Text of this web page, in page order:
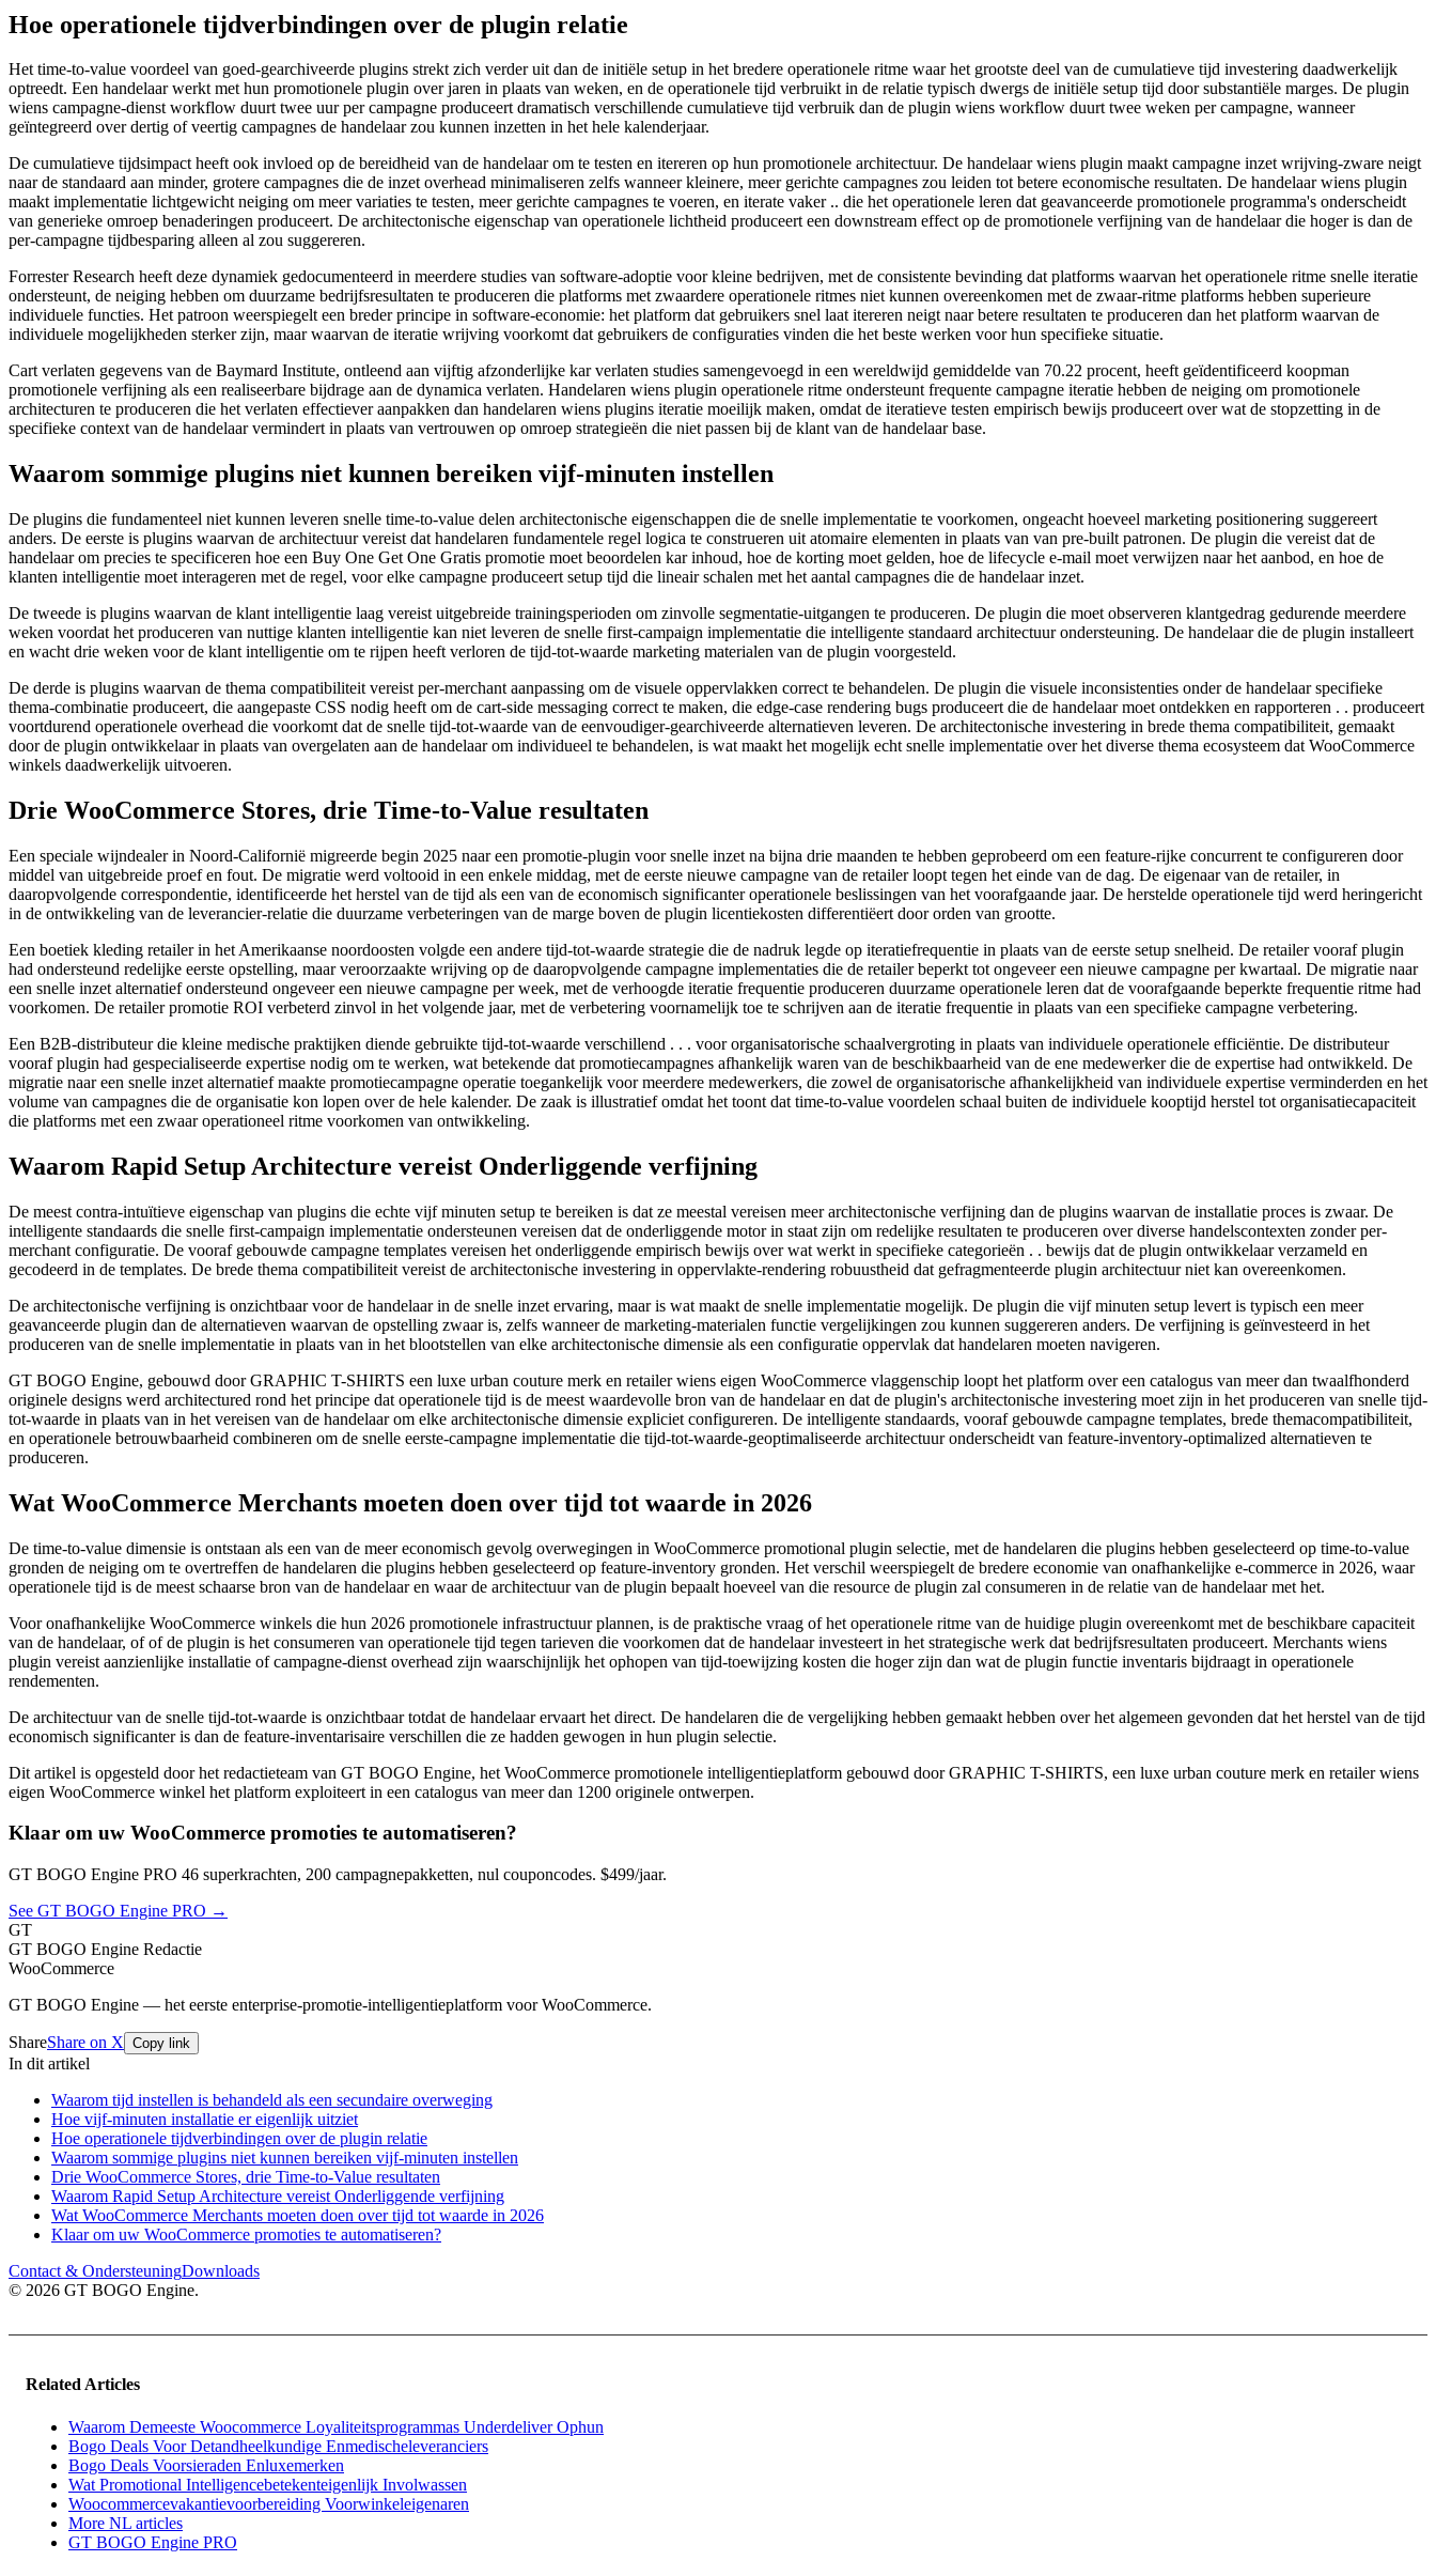
Hoe operationele tijdverbindingen over de plugin relatie
Het time-to-value voordeel van goed-gearchiveerde plugins strekt zich verder uit dan de initiële setup in het bredere operationele ritme waar het grootste deel van de cumulatieve tijd investering daadwerkelijk
optreedt. Een handelaar werkt met hun promotionele plugin over jaren in plaats van weken, en de operationele tijd verbruikt in de relatie typisch dwergs de initiële setup tijd door substantiële marges. De plugin
wiens campagne-dienst workflow duurt twee uur per campagne produceert dramatisch verschillende cumulatieve tijd verbruik dan de plugin wiens workflow duurt twee weken per campagne, wanneer
geïntegreerd over dertig of veertig campagnes de handelaar zou kunnen inzetten in het hele kalenderjaar.
De cumulatieve tijdsimpact heeft ook invloed op de bereidheid van de handelaar om te testen en itereren op hun promotionele architectuur. De handelaar wiens plugin maakt campagne inzet wrijving-zware neigt
naar de standaard aan minder, grotere campagnes die de inzet overhead minimaliseren zelfs wanneer kleinere, meer gerichte campagnes zou leiden tot betere economische resultaten. De handelaar wiens plugin
maakt implementatie lichtgewicht neiging om meer variaties te testen, meer gerichte campagnes te voeren, en iterate vaker .. die het operationele leren dat geavanceerde promotionele programma's onderscheidt
van generieke omroep benaderingen produceert. De architectonische eigenschap van operationele lichtheid produceert een downstream effect op de promotionele verfijning van de handelaar die hoger is dan de
per-campagne tijdbesparing alleen al zou suggereren.
Forrester Research heeft deze dynamiek gedocumenteerd in meerdere studies van software-adoptie voor kleine bedrijven, met de consistente bevinding dat platforms waarvan het operationele ritme snelle iteratie
ondersteunt, de neiging hebben om duurzame bedrijfsresultaten te produceren die platforms met zwaardere operationele ritmes niet kunnen overeenkomen met de zwaar-ritme platforms hebben superieure
individuele functies. Het patroon weerspiegelt een breder principe in software-economie: het platform dat gebruikers snel laat itereren neigt naar betere resultaten te produceren dan het platform waarvan de
individuele mogelijkheden sterker zijn, maar waarvan de iteratie wrijving voorkomt dat gebruikers de configuraties vinden die het beste werken voor hun specifieke situatie.
Cart verlaten gegevens van de Baymard Institute, ontleend aan vijftig afzonderlijke kar verlaten studies samengevoegd in een wereldwijd gemiddelde van 70.22 procent, heeft geïdentificeerd koopman
promotionele verfijning als een realiseerbare bijdrage aan de dynamica verlaten. Handelaren wiens plugin operationele ritme ondersteunt frequente campagne iteratie hebben de neiging om promotionele
architecturen te produceren die het verlaten effectiever aanpakken dan handelaren wiens plugins iteratie moeilijk maken, omdat de iteratieve testen empirisch bewijs produceert over wat de stopzetting in de
specifieke context van de handelaar vermindert in plaats van vertrouwen op omroep strategieën die niet passen bij de klant van de handelaar base.
Waarom sommige plugins niet kunnen bereiken vijf-minuten instellen
De plugins die fundamenteel niet kunnen leveren snelle time-to-value delen architectonische eigenschappen die de snelle implementatie te voorkomen, ongeacht hoeveel marketing positionering suggereert
anders. De eerste is plugins waarvan de architectuur vereist dat handelaren fundamentele regel logica te construeren uit atomaire elementen in plaats van van pre-built patronen. De plugin die vereist dat de
handelaar om precies te specificeren hoe een Buy One Get One Gratis promotie moet beoordelen kar inhoud, hoe de korting moet gelden, hoe de lifecycle e-mail moet verwijzen naar het aanbod, en hoe de
klanten intelligentie moet interageren met de regel, voor elke campagne produceert setup tijd die lineair schalen met het aantal campagnes die de handelaar inzet.
De tweede is plugins waarvan de klant intelligentie laag vereist uitgebreide trainingsperioden om zinvolle segmentatie-uitgangen te produceren. De plugin die moet observeren klantgedrag gedurende meerdere
weken voordat het produceren van nuttige klanten intelligentie kan niet leveren de snelle first-campaign implementatie die intelligente standaard architectuur ondersteuning. De handelaar die de plugin installeert
en wacht drie weken voor de klant intelligentie om te rijpen heeft verloren de tijd-tot-waarde marketing materialen van de plugin voorgesteld.
De derde is plugins waarvan de thema compatibiliteit vereist per-merchant aanpassing om de visuele oppervlakken correct te behandelen. De plugin die visuele inconsistenties onder de handelaar specifieke
thema-combinatie produceert, die aangepaste CSS nodig heeft om de cart-side messaging correct te maken, die edge-case rendering bugs produceert die de handelaar moet ontdekken en rapporteren . . produceert
voortdurend operationele overhead die voorkomt dat de snelle tijd-tot-waarde van de eenvoudiger-gearchiveerde alternatieven leveren. De architectonische investering in brede thema compatibiliteit, gemaakt
door de plugin ontwikkelaar in plaats van overgelaten aan de handelaar om individueel te behandelen, is wat maakt het mogelijk echt snelle implementatie over het diverse thema ecosysteem dat WooCommerce
winkels daadwerkelijk uitvoeren.
Drie WooCommerce Stores, drie Time-to-Value resultaten
Een speciale wijndealer in Noord-Californië migreerde begin 2025 naar een promotie-plugin voor snelle inzet na bijna drie maanden te hebben geprobeerd om een feature-rijke concurrent te configureren door
middel van uitgebreide proef en fout. De migratie werd voltooid in een enkele middag, met de eerste nieuwe campagne van de retailer loopt tegen het einde van de dag. De eigenaar van de retailer, in
daaropvolgende correspondentie, identificeerde het herstel van de tijd als een van de economisch significanter operationele beslissingen van het voorafgaande jaar. De herstelde operationele tijd werd heringericht
in de ontwikkeling van de leverancier-relatie die duurzame verbeteringen van de marge boven de plugin licentiekosten differentiëert door orden van grootte.
Een boetiek kleding retailer in het Amerikaanse noordoosten volgde een andere tijd-tot-waarde strategie die de nadruk legde op iteratiefrequentie in plaats van de eerste setup snelheid. De retailer vooraf plugin
had ondersteund redelijke eerste opstelling, maar veroorzaakte wrijving op de daaropvolgende campagne implementaties die de retailer beperkt tot ongeveer een nieuwe campagne per kwartaal. De migratie naar
een snelle inzet alternatief ondersteund ongeveer een nieuwe campagne per week, met de verhoogde iteratie frequentie produceren duurzame operationele leren dat de voorafgaande beperkte frequentie ritme had
voorkomen. De retailer promotie ROI verbeterd zinvol in het volgende jaar, met de verbetering voornamelijk toe te schrijven aan de iteratie frequentie in plaats van een specifieke campagne verbetering.
Een B2B-distributeur die kleine medische praktijken diende gebruikte tijd-tot-waarde verschillend . . . voor organisatorische schaalvergroting in plaats van individuele operationele efficiëntie. De distributeur
vooraf plugin had gespecialiseerde expertise nodig om te werken, wat betekende dat promotiecampagnes afhankelijk waren van de beschikbaarheid van de ene medewerker die de expertise had ontwikkeld. De
migratie naar een snelle inzet alternatief maakte promotiecampagne operatie toegankelijk voor meerdere medewerkers, die zowel de organisatorische afhankelijkheid van individuele expertise verminderden en het
volume van campagnes die de organisatie kon lopen over de hele kalender. De zaak is illustratief omdat het toont dat time-to-value voordelen schaal buiten de individuele kooptijd herstel tot organisatiecapaciteit
die platforms met een zwaar operationeel ritme voorkomen van ontwikkeling.
Waarom Rapid Setup Architecture vereist Onderliggende verfijning
De meest contra-intuïtieve eigenschap van plugins die echte vijf minuten setup te bereiken is dat ze meestal vereisen meer architectonische verfijning dan de plugins waarvan de installatie proces is zwaar. De
intelligente standaards die snelle first-campaign implementatie ondersteunen vereisen dat de onderliggende motor in staat zijn om redelijke resultaten te produceren over diverse handelscontexten zonder per-
merchant configuratie. De vooraf gebouwde campagne templates vereisen het onderliggende empirisch bewijs over wat werkt in specifieke categorieën . . bewijs dat de plugin ontwikkelaar verzameld en
gecodeerd in de templates. De brede thema compatibiliteit vereist de architectonische investering in oppervlakte-rendering robuustheid dat gefragmenteerde plugin architectuur niet kan overeenkomen.
De architectonische verfijning is onzichtbaar voor de handelaar in de snelle inzet ervaring, maar is wat maakt de snelle implementatie mogelijk. De plugin die vijf minuten setup levert is typisch een meer
geavanceerde plugin dan de alternatieven waarvan de opstelling zwaar is, zelfs wanneer de marketing-materialen functie vergelijkingen zou kunnen suggereren anders. De verfijning is geïnvesteerd in het
produceren van de snelle implementatie in plaats van in het blootstellen van elke architectonische dimensie als een configuratie oppervlak dat handelaren moeten navigeren.
GT BOGO Engine, gebouwd door GRAPHIC T-SHIRTS een luxe urban couture merk en retailer wiens eigen WooCommerce vlaggenschip loopt het platform over een catalogus van meer dan twaalfhonderd
originele designs werd architectured rond het principe dat operationele tijd is de meest waardevolle bron van de handelaar en dat de plugin's architectonische investering moet zijn in het produceren van snelle tijd-
tot-waarde in plaats van in het vereisen van de handelaar om elke architectonische dimensie expliciet configureren. De intelligente standaards, vooraf gebouwde campagne templates, brede themacompatibiliteit,
en operationele betrouwbaarheid combineren om de snelle eerste-campagne implementatie die tijd-tot-waarde-geoptimaliseerde architectuur onderscheidt van feature-inventory-optimalized alternatieven te
produceren.
Wat WooCommerce Merchants moeten doen over tijd tot waarde in 2026
De time-to-value dimensie is ontstaan als een van de meer economisch gevolg overwegingen in WooCommerce promotional plugin selectie, met de handelaren die plugins hebben geselecteerd op time-to-value
gronden de neiging om te overtreffen de handelaren die plugins hebben geselecteerd op feature-inventory gronden. Het verschil weerspiegelt de bredere economie van onafhankelijke e-commerce in 2026, waar
operationele tijd is de meest schaarse bron van de handelaar en waar de architectuur van de plugin bepaalt hoeveel van die resource de plugin zal consumeren in de relatie van de handelaar met het.
Voor onafhankelijke WooCommerce winkels die hun 2026 promotionele infrastructuur plannen, is de praktische vraag of het operationele ritme van de huidige plugin overeenkomt met de beschikbare capaciteit
van de handelaar, of of de plugin is het consumeren van operationele tijd tegen tarieven die voorkomen dat de handelaar investeert in het strategische werk dat bedrijfsresultaten produceert. Merchants wiens
plugin vereist aanzienlijke installatie of campagne-dienst overhead zijn waarschijnlijk het ophopen van tijd-toewijzing kosten die hoger zijn dan wat de plugin functie inventaris bijdraagt in operationele
rendementen.
De architectuur van de snelle tijd-tot-waarde is onzichtbaar totdat de handelaar ervaart het direct. De handelaren die de vergelijking hebben gemaakt hebben over het algemeen gevonden dat het herstel van de tijd
economisch significanter is dan de feature-inventarisaire verschillen die ze hadden gewogen in hun plugin selectie.
Dit artikel is opgesteld door het redactieteam van GT BOGO Engine, het WooCommerce promotionele intelligentieplatform gebouwd door GRAPHIC T-SHIRTS, een luxe urban couture merk en retailer wiens
eigen WooCommerce winkel het platform exploiteert in een catalogus van meer dan 1200 originele ontwerpen.
Klaar om uw WooCommerce promoties te automatiseren?
GT BOGO Engine PRO 46 superkrachten, 200 campagnepakketten, nul couponcodes. $499/jaar.
See GT BOGO Engine PRO →
GT
GT BOGO Engine Redactie
WooCommerce
GT BOGO Engine — het eerste enterprise-promotie-intelligentieplatform voor WooCommerce.
ShareShare on X Copy link
In dit artikel
Waarom tijd instellen is behandeld als een secundaire overweging
Hoe vijf-minuten installatie er eigenlijk uitziet
Hoe operationele tijdverbindingen over de plugin relatie
Waarom sommige plugins niet kunnen bereiken vijf-minuten instellen
Drie WooCommerce Stores, drie Time-to-Value resultaten
Waarom Rapid Setup Architecture vereist Onderliggende verfijning
Wat WooCommerce Merchants moeten doen over tijd tot waarde in 2026
Klaar om uw WooCommerce promoties te automatiseren?
Contact & OndersteuningDownloads
© 2026 GT BOGO Engine.
Related Articles
Waarom Demeeste Woocommerce Loyaliteitsprogrammas Underdeliver Ophun
Bogo Deals Voor Detandheelkundige Enmedischeleveranciers
Bogo Deals Voorsieraden Enluxemerken
Wat Promotional Intelligencebetekenteigenlijk Involwassen
Woocommercevakantievoorbereiding Voorwinkeleigenaren
More NL articles
GT BOGO Engine PRO